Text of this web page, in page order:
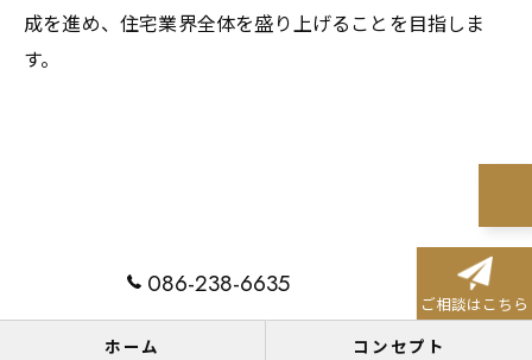
成を進め、住宅業界全体を盛り上げることを目指しま
す。
086-238-6635
ご相談はこちら
ホーム コンセプト